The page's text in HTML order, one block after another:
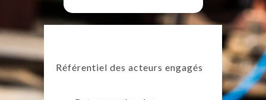
Référentiel des acteurs engagés